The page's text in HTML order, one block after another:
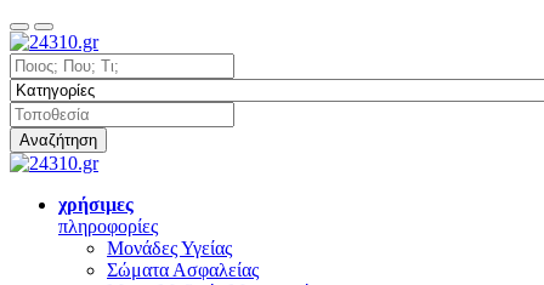
Αναζήτηση
χρήσιμες
πληροφορίες
Μονάδες Υγείας
Σώματα Ασφαλείας